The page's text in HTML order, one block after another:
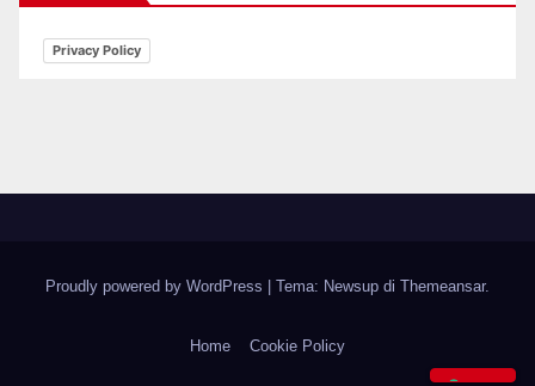
Privacy Policy
Proudly powered by WordPress Tema: Newsup di Themeansar.
Home Cookie Policy